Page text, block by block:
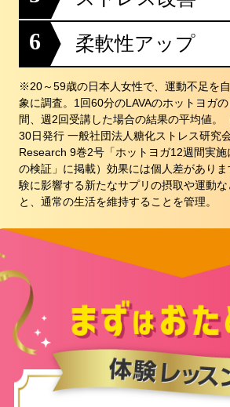
6 柔軟性アップ
※20～59歳の日本人女性で、運動不足を
象に調査。1回60分のLAVAのホットヨガ
間、週2回受講した場合の結果の平均値。
30日発行 一般社団法人糖化ストレス研究
Research 9巻2号「ホットヨガ12週間実
の検証」に掲載）効果には個人差があり
験に影響する新たなサプリの摂取や運動な
と、通常の生活を維持することを管理。